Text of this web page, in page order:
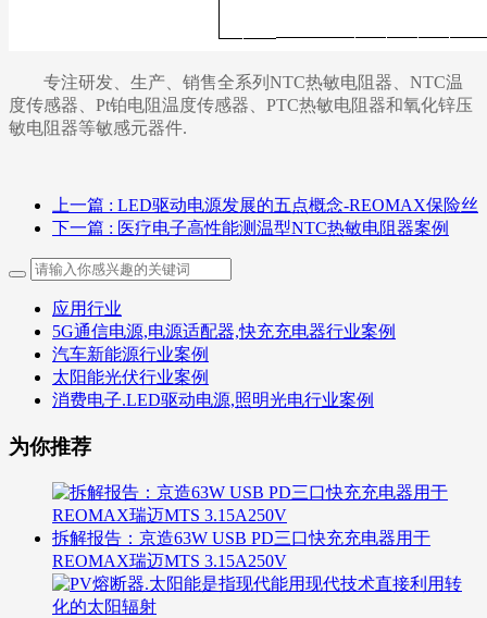
专注研发、生产、销售全系列NTC热敏电阻器、NTC温
度传感器、Pt铂电阻温度传感器、PTC热敏电阻器和氧化锌压
敏电阻器等敏感元器件.
上一篇 : LED驱动电源发展的五点概念-REOMAX保险丝
下一篇 : 医疗电子高性能测温型NTC热敏电阻器案例
应用行业
5G通信电源,电源适配器,快充充电器行业案例
汽车新能源行业案例
太阳能光伏行业案例
消费电子.LED驱动电源,照明光电行业案例
为你推荐
拆解报告：京造63W USB PD三口快充充电器用于
REOMAX瑞迈MTS 3.15A250V